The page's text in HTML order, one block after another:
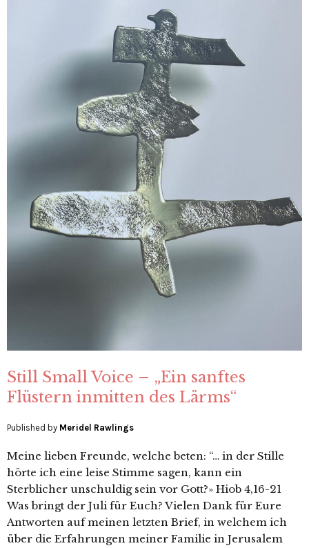
Still Small Voice – „Ein sanftes
Flüstern inmitten des Lärms“
Published by Meridel Rawlings
Meine lieben Freunde, welche beten: “… in der Stille
hörte ich eine leise Stimme sagen, kann ein
Sterblicher unschuldig sein vor Gott?» Hiob 4,16-21
Was bringt der Juli für Euch? Vielen Dank für Eure
Antworten auf meinen letzten Brief, in welchem ich
über die Erfahrungen meiner Familie in Jerusalem